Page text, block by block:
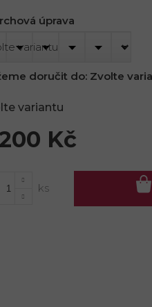
Kč
variantu
úprava
doručit do: Zvolte